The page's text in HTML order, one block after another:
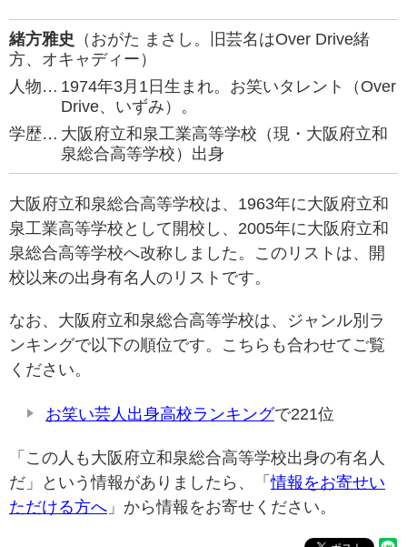
緒方雅史 （おがた まさし。旧芸名はOver Drive緒
方、オキャディー）
人物… 1974年3月1日生まれ。お笑いタレント（Over
Drive、いずみ）。
学歴… 大阪府立和泉工業高等学校（現・大阪府立和
泉総合高等学校）出身
大阪府立和泉総合高等学校は、1963年に大阪府立和
泉工業高等学校として開校し、2005年に大阪府立和
泉総合高等学校へ改称しました。このリストは、開
校以来の出身有名人のリストです。
なお、大阪府立和泉総合高等学校は、ジャンル別ラ
ンキングで以下の順位です。こちらも合わせてご覧
ください。
お笑い芸人出身高校ランキングで221位
「この人も大阪府立和泉総合高等学校出身の有名人
だ」という情報がありましたら、「情報をお寄せい
ただける方へ 」から情報をお寄せください。